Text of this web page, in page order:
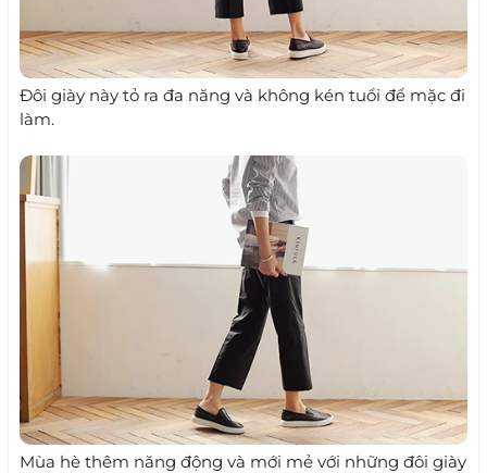
Đôi giày này tỏ ra đa năng và không kén tuổi để mặc đi
làm.
Mùa hè thêm năng động và mới mẻ với những đôi giày